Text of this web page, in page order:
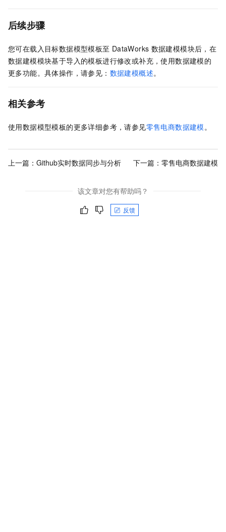
后续步骤
您可在载入目标数据模型模板至 DataWorks 数据建模模块后，在
数据建模模块基于导入的模板进行修改或补充，使用数据建模的
更多功能。具体操作，请参见： 数据建模概述。
相关参考
使用数据模型模板的更多详细参考，请参见零售电商数据建模。
上一篇： Github实时数据同步与分析 下一篇： 零售电商数据建模
该文章对您有帮助吗？
反馈